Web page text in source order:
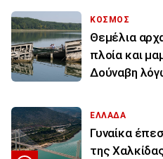
ΚΟΣΜΟΣ
Θεμέλια
πλοία και
Δούναβη
ΕΛΛΑΔΑ
Γυναίκα
της